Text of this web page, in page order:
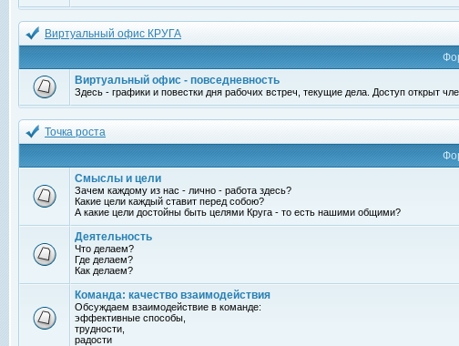
Виртуальный офис КРУГА
Виртуальный офис - повседневность
Здесь - графики и повестки дня рабочих встреч, текущие дела. Доступ открыт
Точка роста
Смыслы и цели
Зачем каждому из нас - лично - работа здесь?
Какие цели каждый ставит перед собою?
А какие цели достойны быть целями Круга - то есть нашими общими?
Деятельность
Что делаем?
Где делаем?
Как делаем?
Команда: качество взаимодействия
Обсуждаем взаимодействие в команде:
эффективные способы,
трудности,
радости